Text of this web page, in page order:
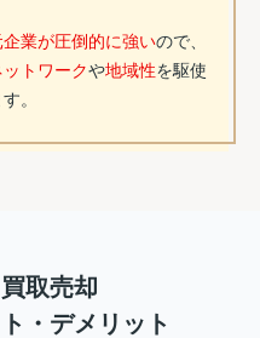
企業が圧倒的に強いので、
ットワークや地域性を駆使
。
取売却
・デメリット